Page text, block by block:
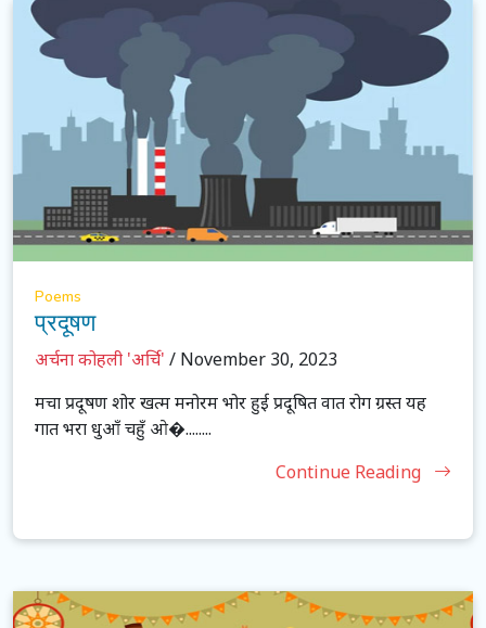
Poems
प्रदूषण
अर्चना कोहली 'अर्चि' / November 30, 2023
मचा प्रदूषण शोर खत्म मनोरम भोर हुई प्रदूषित वात रोग ग्रस्त यह
गात भरा धुआँ चहुँ ओ�........
Continue Reading